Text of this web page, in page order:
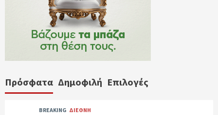
Πρόσφατα Δημοφιλή Επιλογές
BREAKING ΔΙΕΘΝΗ